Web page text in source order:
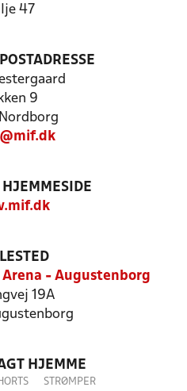
47
9
HJEMMESIDE
- Augustenborg
19A
HJEMME
STRØMPER